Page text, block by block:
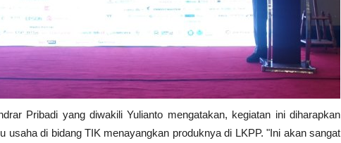
Pribadi yang diwakili Yulianto mengatakan, kegiatan ini diharapkan
usaha di bidang TIK menayangkan produknya di LKPP. "Ini akan sangat